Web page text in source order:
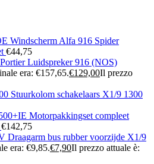
Windscherm Alfa 916 Spider
€44,75
Portier Luidspreker 916 (NOS)
era: €157,65.€129,00Il prezzo
Stuurkolom schakelaars X1/9 1300
Motorpakkingset compleet
€142,75
Draagarm bus rubber voorzijde X1/9
era: €9,85.€7,90Il prezzo attuale è: